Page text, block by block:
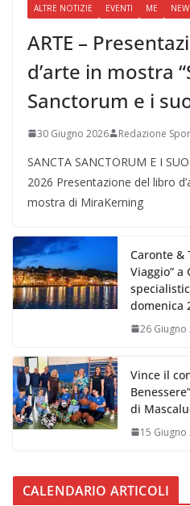
ALTRE NOTIZIE EVENTI ME
ARTE –
d’arte in mostra
Sanctorum e i
30 Giugno 2026 Redazione
SANCTA SANCTORUM E I
2026 Presentazione del libro
mostra di MiraKerning
Caronte &
Viaggio”
domenica
26 Giugno
Vince il
di
15 Giugno
CALENDARIO ARTICOLI